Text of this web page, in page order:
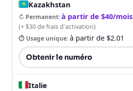
Kazakhstan
↻ Permanent:à partir de $40/mois
(+ $30 de frais d'activation)
⏱ Usage unique:à partir de $2.01
Obtenir le numéro
Italie